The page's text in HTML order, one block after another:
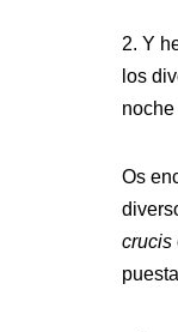
2. Y
los
noche
Os
crucis